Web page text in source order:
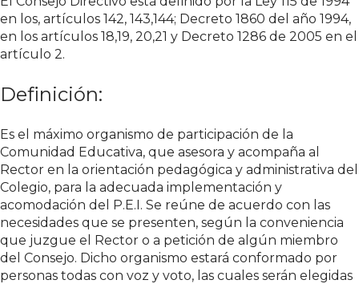
en los, artículos 142, 143,144; Decreto 1860 del año 1994,
en los artículos 18,19, 20,21 y Decreto 1286 de 2005 en el
artículo 2.
Definición:
Es el máximo organismo de participación de la
Comunidad Educativa, que asesora y acompaña al
Rector en la orientación pedagógica y administrativa del
Colegio, para la adecuada implementación y
acomodación del P.E.I. Se reúne de acuerdo con las
necesidades que se presenten, según la conveniencia
que juzgue el Rector o a petición de algún miembro
del Consejo. Dicho organismo estará conformado por
personas todas con voz y voto, las cuales serán elegidas